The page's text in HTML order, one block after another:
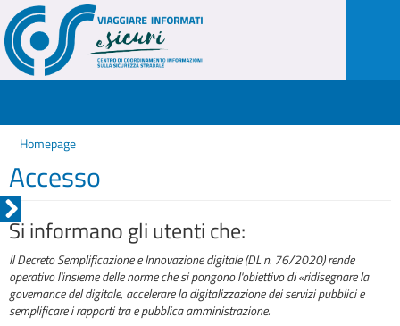
Homepage
Accesso
Si informano gli utenti che:
Il Decreto Semplificazione e Innovazione digitale (DL n. 76/2020) rende
operativo l'insieme delle norme che si pongono l'obiettivo di «ridisegnare la
governance del digitale, accelerare la digitalizzazione dei servizi pubblici e
semplificare i rapporti tra e pubblica amministrazione.